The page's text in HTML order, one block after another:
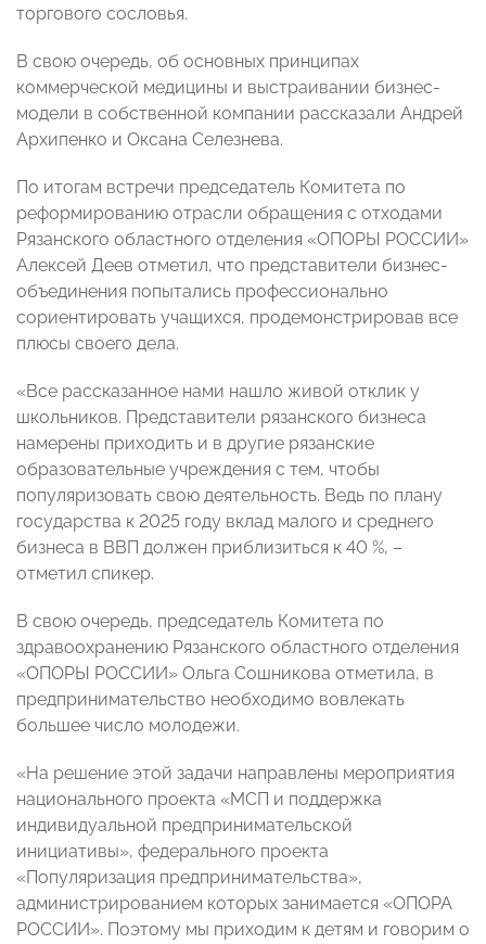
торгового сословья.
В свою очередь, об основных принципах
коммерческой медицины и выстраивании бизнес-
модели в собственной компании рассказали Андрей
Архипенко и Оксана Селезнева.
По итогам встречи председатель Комитета по
реформированию отрасли обращения с отходами
Рязанского областного отделения «ОПОРЫ РОССИИ»
Алексей Деев отметил, что представители бизнес-
объединения попытались профессионально
сориентировать учащихся, продемонстрировав все
плюсы своего дела.
«Все рассказанное нами нашло живой отклик у
школьников. Представители рязанского бизнеса
намерены приходить и в другие рязанские
образовательные учреждения с тем, чтобы
популяризовать свою деятельность. Ведь по плану
государства к 2025 году вклад малого и среднего
бизнеса в ВВП должен приблизиться к 40 %, –
отметил спикер.
В свою очередь, председатель Комитета по
здравоохранению Рязанского областного отделения
«ОПОРЫ РОССИИ» Ольга Сошникова отметила, в
предпринимательство необходимо вовлекать
большее число молодежи.
«На решение этой задачи направлены мероприятия
национального проекта «МСП и поддержка
индивидуальной предпринимательской
инициативы», федерального проекта
«Популяризация предпринимательства»,
администрированием которых занимается «ОПОРА
РОССИИ». Поэтому мы приходим к детям и говорим о